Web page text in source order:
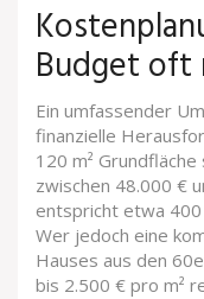
Budget oft
Ein umfassender
finanzielle
120 m²
zwischen 48.000 €
entspricht etwa
Wer jedoch eine
Hauses aus den
bis 2.500 € pro m²